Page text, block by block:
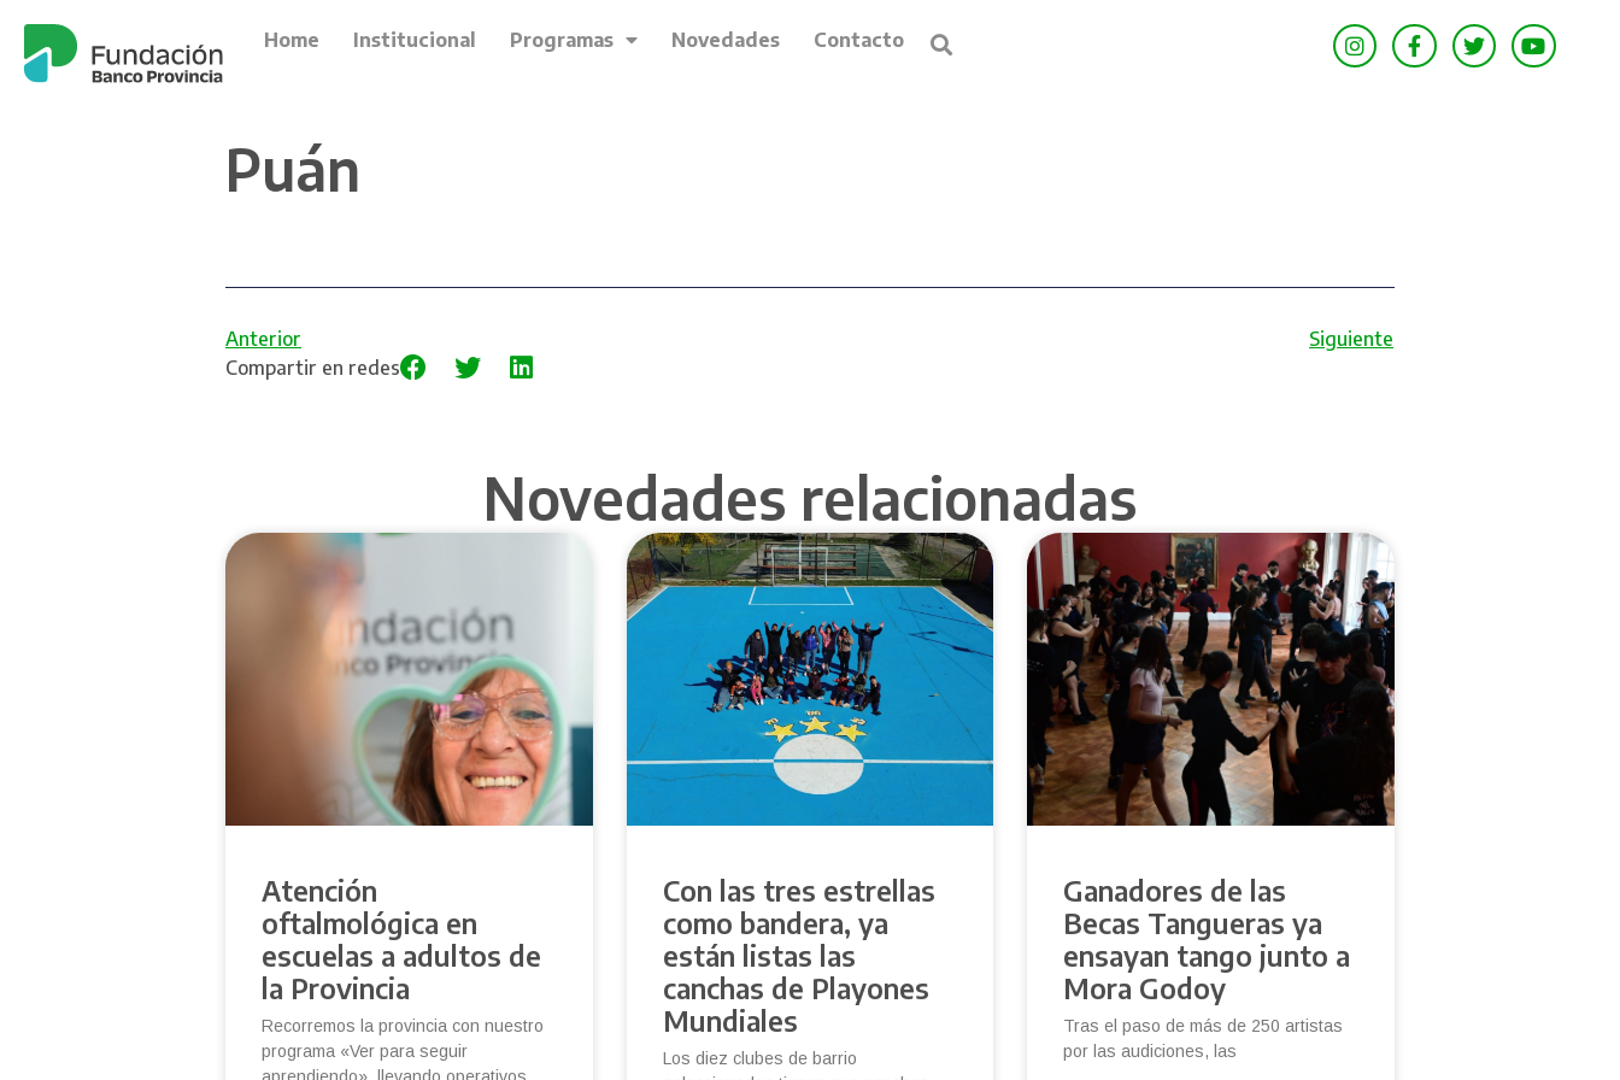
Home Institucional Programas Novedades Contacto
Puán
Anterior
Siguiente
Compartir en redes
Novedades relacionadas
Atención
oftalmológica en
escuelas a adultos de
la Provincia
Recorremos la provincia con nuestro
programa «Ver para seguir
Con las tres estrellas
como bandera, ya
están listas las
canchas de Playones
Mundiales
Los diez clubes de barrio
Ganadores de las
Becas Tangueras ya
ensayan tango junto a
Mora Godoy
Tras el paso de más de 250 artistas
por las audiciones, las